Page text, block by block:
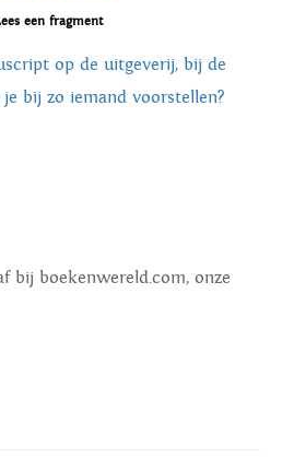
een fragment
op de uitgeverij, bij de
bij zo iemand voorstellen?
bij boekenwereld.com, onze